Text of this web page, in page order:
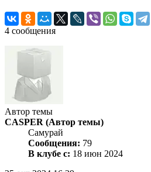
4 сообщения
Автор темы
CASPER (Автор темы)
Самурай
Сообщения: 79
В клубе с: 18 июн 2024